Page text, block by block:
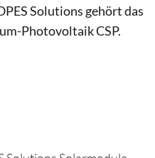
Solutions gehört das
Photovoltaik CSP.